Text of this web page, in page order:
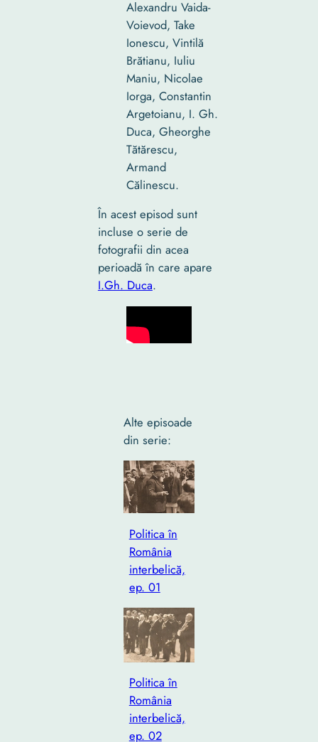
Alexandru Vaida-
Voievod, Take
Ionescu, Vintilă
Brătianu, Iuliu
Maniu, Nicolae
Iorga, Constantin
Argetoianu, I. Gh.
Duca, Gheorghe
Tătărescu,
Armand
Călinescu.
În acest episod sunt
incluse o serie de
fotografii din acea
perioadă în care apare
I.Gh. Duca.
Alte episoade
din serie:
Politica în
România
interbelică,
ep. 01
Politica în
România
interbelică,
ep. 02